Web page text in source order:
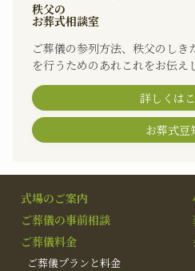
秩父の
お葬式相談室
ご葬儀の参列方法、秩父のし
を行うためのあれこれをお伝え
詳しくは
お葬式豆
式場のご案内
ご葬儀の事前相談
ご葬儀料金
ご葬儀プランと料金